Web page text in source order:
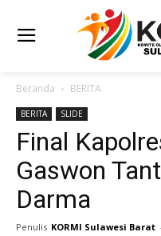
Beranda BERITA
BERITA SLIDE
Final
Gaswon
Darma
Penulis KORMI Sulawesi Barat